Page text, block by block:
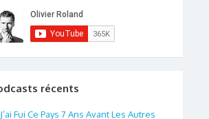
récents
J’ai Fui Ce Pays 7 Ans Avant Les Autres